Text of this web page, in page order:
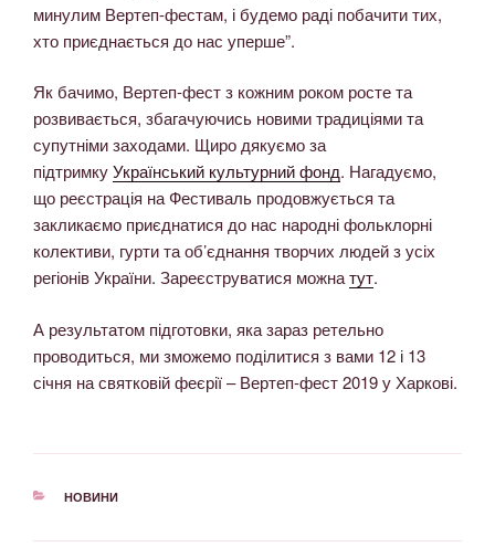
минулим Вертеп-фестам, і будемо раді побачити тих,
хто приєднається до нас уперше”.
Як бачимо, Вертеп-фест з кожним роком росте та
розвивається, збагачуючись новими традиціями та
супутніми заходами. Щиро дякуємо за
підтримкуУкраїнський культурний фонд. Нагадуємо,
що реєстрація на Фестиваль продовжується та
закликаємо приєднатися до нас народні фольклорні
колективи, гурти та об’єднання творчих людей з усіх
регіонів України. Зареєструватися можнатут.
А результатом підготовки, яка зараз ретельно
проводиться, ми зможемо поділитися з вами 12 і 13
січня на святковій феєрії – Вертеп-фест 2019 у Харкові.
НОВИНИ